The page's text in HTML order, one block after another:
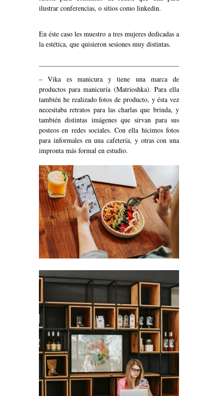
ilustrar conferencias, o sitios como linkedin.
En éste caso les muestro a tres mujeres dedicadas a
la estética, que quisieron sesiones muy distintas.
– Vika es manicura y tiene una marca de
productos para manicuría (Matrioshka). Para ella
también he realizado fotos de producto, y ésta vez
necesitaba retratos para las charlas que brinda, y
también distintas imágenes que sirvan para sus
posteos en redes sociales. Con ella hicimos fotos
para informales en una cafetería, y otras con una
impronta más formal en estudio.